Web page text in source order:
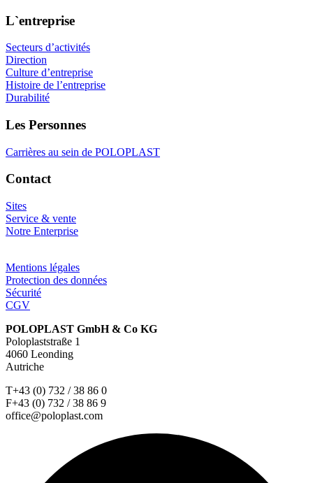
L`entreprise
Secteurs d’activités
Direction
Culture d’entreprise
Histoire de l’entreprise
Durabilité
Les Personnes
Carrières au sein de POLOPLAST
Contact
Sites
Service & vente
Notre Enterprise
Mentions légales
Protection des données
Sécurité
CGV
POLOPLAST GmbH & Co KG
Poloplaststraße 1
4060 Leonding
Autriche
T+43 (0) 732 / 38 86 0
F+43 (0) 732 / 38 86 9
office@poloplast.com